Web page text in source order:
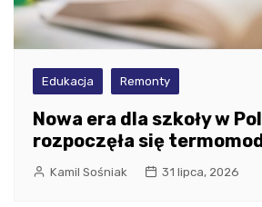
Edukacja Remonty
Nowa era dla szkoły w
rozpoczęła się
Kamil Sośniak 31 lipca, 2026